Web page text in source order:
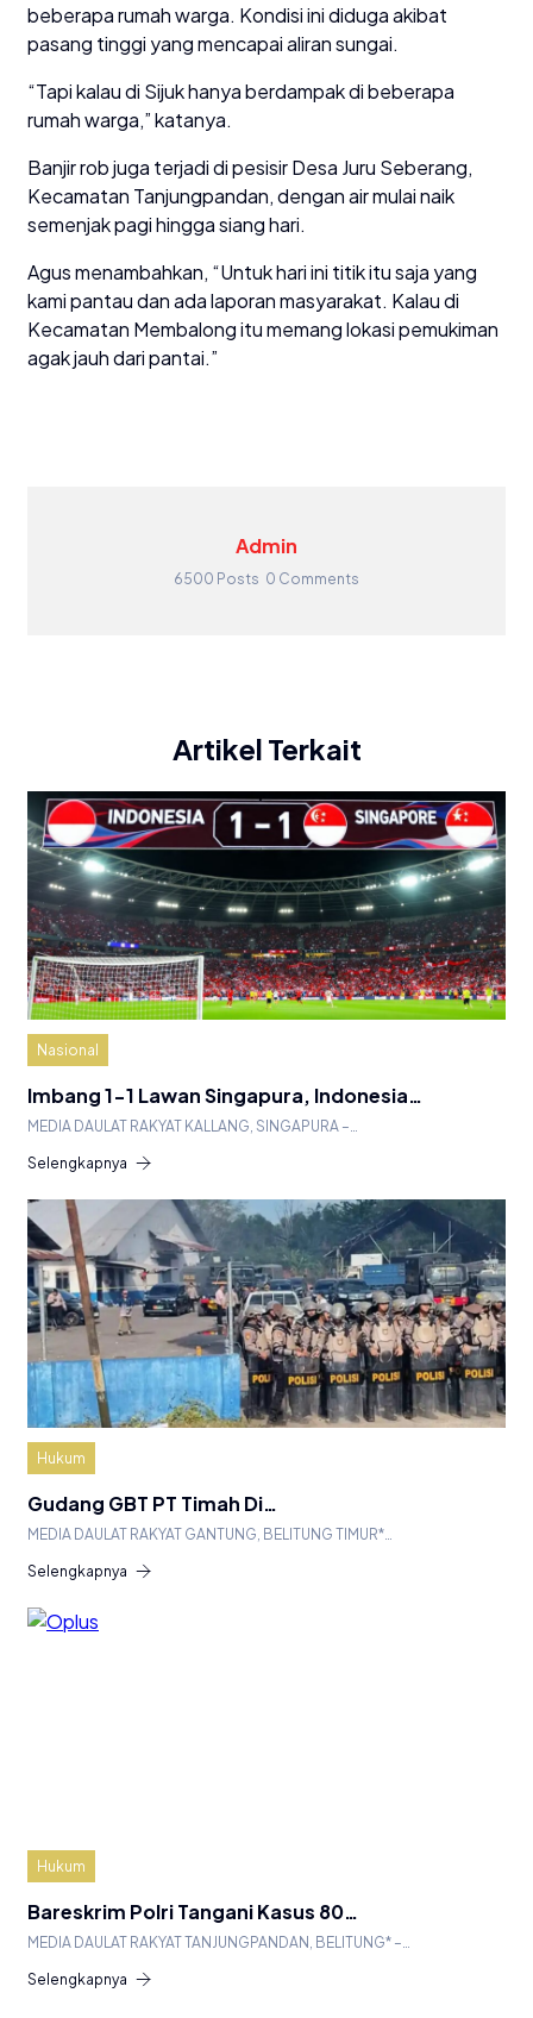
beberapa rumah warga. Kondisi ini diduga akibat
pasang tinggi yang mencapai aliran sungai.
“Tapi kalau di Sijuk hanya berdampak di beberapa
rumah warga,” katanya.
Banjir rob juga terjadi di pesisir Desa Juru Seberang,
Kecamatan Tanjungpandan, dengan air mulai naik
semenjak pagi hingga siang hari.
Agus menambahkan, “Untuk hari ini titik itu saja yang
kami pantau dan ada laporan masyarakat. Kalau di
Kecamatan Membalong itu memang lokasi pemukiman
agak jauh dari pantai.”
Admin
6500 Posts 0 Comments
Artikel Terkait
Nasional
Imbang 1-1 Lawan Singapura, Indonesia…
MEDIA DAULAT RAKYAT KALLANG, SINGAPURA –…
Selengkapnya
Hukum
Gudang GBT PT Timah Di…
MEDIA DAULAT RAKYAT GANTUNG, BELITUNG TIMUR*…
Selengkapnya
Hukum
Bareskrim Polri Tangani Kasus 80…
MEDIA DAULAT RAKYAT TANJUNGPANDAN, BELITUNG* –…
Selengkapnya